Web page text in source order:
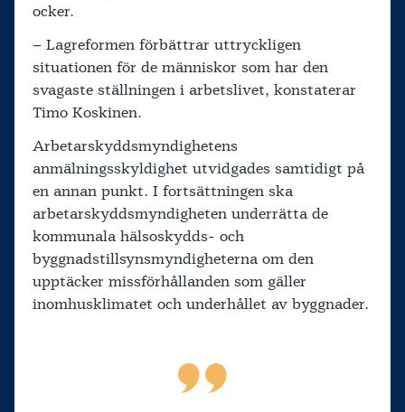
ocker.
– Lagreformen förbättrar uttryckligen
situationen för de människor som har den
svagaste ställningen i arbetslivet, konstaterar
Timo Koskinen.
Arbetarskyddsmyndighetens
anmälningsskyldighet utvidgades samtidigt på
en annan punkt. I fortsättningen ska
arbetarskyddsmyndigheten underrätta de
kommunala hälsoskydds- och
byggnadstillsynsmyndigheterna om den
upptäcker missförhållanden som gäller
inomhusklimatet och underhållet av byggnader.